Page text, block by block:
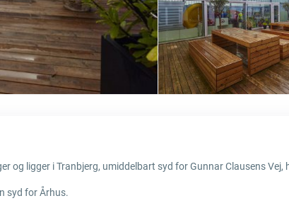
og ligger i Tranbjerg, umiddelbart syd for Gunnar Clausens Vej,
syd for Århus.